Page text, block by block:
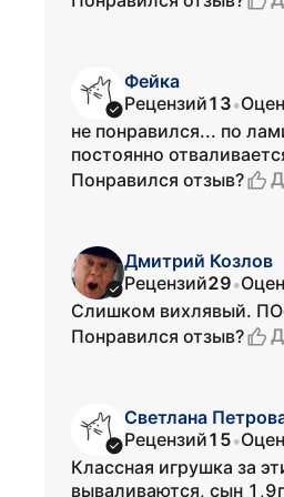
Фейка
Рецензий13•
не понравился... по
постоянно
Понравился отзыв?
Дмитрий Козлов
Рецензий29•
Слишком вихлявый.
Понравился отзыв?
Светлана
Рецензий15•
Классная игрушка за
вываливаются, сын